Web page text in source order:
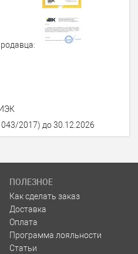
2017) до 30.12.2026
ПОЛЕЗНОЕ
Как сделать заказ
Доставка
Оплата
Программа лояльности
Статьи